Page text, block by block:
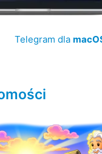
Telegram dla